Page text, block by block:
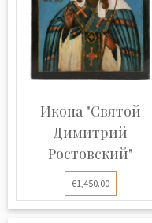
Икона "Святой
Димитрий
Ростовский"
€1,450.00